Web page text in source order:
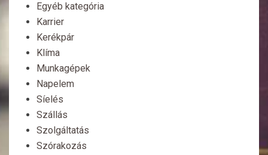
Egyéb kategória
Karrier
Kerékpár
Klíma
Munkagépek
Napelem
Síelés
Szállás
Szolgáltatás
Szórakozás